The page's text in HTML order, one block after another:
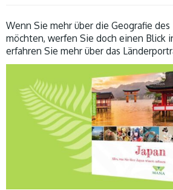
Wenn Sie mehr über die Geografie des
möchten, werfen Sie doch einen Blick
erfahren Sie mehr über das